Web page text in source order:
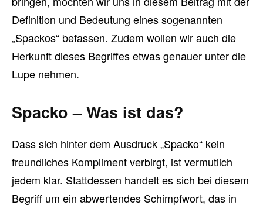
Definition und Bedeutung eines sogenannten
„Spackos“ befassen. Zudem wollen wir auch die
Herkunft dieses Begriffes etwas genauer unter die
Lupe nehmen.
Spacko – Was ist das?
Dass sich hinter dem Ausdruck „Spacko“ kein
freundliches Kompliment verbirgt, ist vermutlich
jedem klar. Stattdessen handelt es sich bei diesem
Begriff um ein abwertendes Schimpfwort, das in